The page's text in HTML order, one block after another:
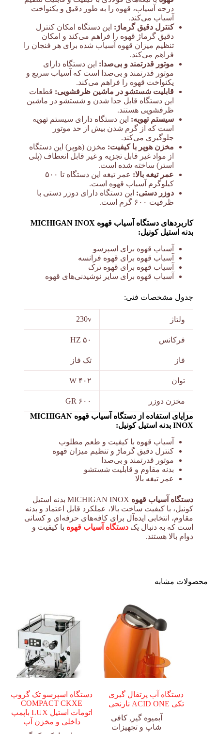
درجه آسیاب، قهوه را به طور دقیق و یکنواخت
آسیاب می‌کند.
کنترل دقیق گرماژ: این دستگاه امکان کنترل
دقیق گرماژ قهوه را فراهم می‌کند و امکان
تنظیم میزان قهوه آسیاب شده برای هر فنجان را
فراهم می‌کند.
موتور قدرتمند و بی‌صدا: این دستگاه دارای
موتور قدرتمند و بی‌صدا است که آسیاب سریع و
یکنواخت قهوه را فراهم می‌کند.
قابلیت شستشو در ماشین ظرفشویی: قطعات
این دستگاه قابل جدا شدن و شستشو در ماشین
ظرفشویی هستند.
سیستم تهویه: این دستگاه دارای سیستم تهویه
است که از گرم شدن بیش از حد موتور
جلوگیری می‌کند.
مخزن هوپر با کیفیت: مخزن (هوپر) این دستگاه
از مواد غیر قابل تجزیه و غیر قابل انعطاف (پلی
استر) ساخته شده است.
عمر تیغه بالا:
عمر تیغه این دستگاه تا ۵۰۰
کیلوگرم آسیاب قهوه است.
دوزر دستی: این دستگاه دارای دوزر دستی با
ظرفیت ۶۰۰ گرم است.
کاربردهای دستگاه آسیاب قهوه MICHIGAN INOX
بدنه استیل کونیل:
آسیاب قهوه برای اسپرسو
آسیاب قهوه برای قهوه فرانسه
آسیاب قهوه برای قهوه ترک
آسیاب قهوه برای سایر نوشیدنی‌های قهوه
جدول مشخصات فنی:
ولتاژ 230v
فرکانس ۵۰ HZ
فاز تک فاز
توان ۴۰۲ W
مخزن دوزر
۶۰۰ GR
مزایای استفاده از دستگاه آسیاب قهوه MICHIGAN
INOX بدنه استیل کونیل:
آسیاب قهوه با کیفیت و طعم مطلوب
کنترل دقیق گرماژ و تنظیم میزان قهوه
موتور قدرتمند و بی‌صدا
بدنه مقاوم و قابلیت شستشو
عمر تیغه بالا
دستگاه آسیاب قهوه
MICHIGAN INOX بدنه استیل
کونیل، با کیفیت ساخت بالا، عملکرد قابل اعتماد و بدنه
مقاوم، انتخابی ایده‌آل برای کافه‌های حرفه‌ای و کسانی
است که به دنبال یک دستگاه آسیاب قهوه با کیفیت و
دوام بالا هستند.
محصولات مشابه
دستگاه آب پرتقال گیری
تکی ACID ONE نارنجی
آبمیوه گیر ,کافی
شاپ و تجهیزات
دستگاه اسپرسو تک گروپ
COMPACT CKXE
اتومات استیل LUX باپمپ
داخلی و مخزن آب